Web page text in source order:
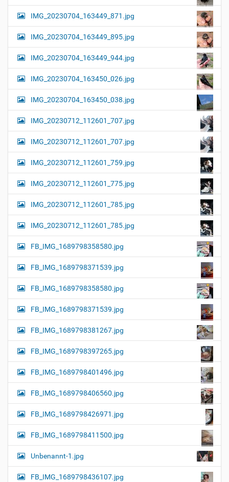
IMG_20230704_163449_871.jpg
IMG_20230704_163449_895.jpg
IMG_20230704_163449_944.jpg
IMG_20230704_163450_026.jpg
IMG_20230704_163450_038.jpg
IMG_20230712_112601_707.jpg
IMG_20230712_112601_707.jpg
IMG_20230712_112601_759.jpg
IMG_20230712_112601_775.jpg
IMG_20230712_112601_785.jpg
IMG_20230712_112601_785.jpg
FB_IMG_1689798358580.jpg
FB_IMG_1689798371539.jpg
FB_IMG_1689798358580.jpg
FB_IMG_1689798371539.jpg
FB_IMG_1689798381267.jpg
FB_IMG_1689798397265.jpg
FB_IMG_1689798401496.jpg
FB_IMG_1689798406560.jpg
FB_IMG_1689798426971.jpg
FB_IMG_1689798411500.jpg
Unbenannt-1.jpg
FB_IMG_1689798436107.jpg